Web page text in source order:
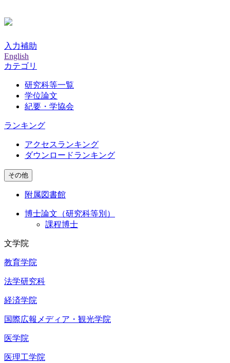
入力補助
English
カテゴリ
研究科等一覧
学位論文
紀要・学協会
ランキング
アクセスランキング
ダウンロードランキング
その他
附属図書館
博士論文（研究科等別）
課程博士
文学院
教育学院
法学研究科
経済学院
国際広報メディア・観光学院
医学院
医理工学院